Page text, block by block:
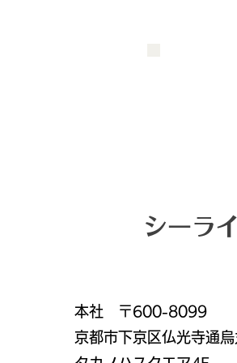
シーラ
本社 〒600-8099
京都市下京区仏光寺通